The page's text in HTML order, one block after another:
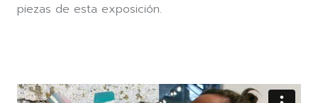
piezas de esta exposición.